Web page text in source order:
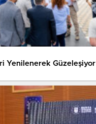
Yenilenerek Güzeleşiyor